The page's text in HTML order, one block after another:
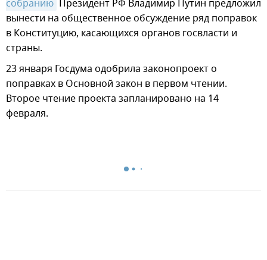
собранию Президент РФ Владимир Путин предложил
вынести на общественное обсуждение ряд поправок
в Конституцию, касающихся органов госвласти и
страны.
23 января Госдума одобрила законопроект о
поправках в Основной закон в первом чтении.
Второе чтение проекта запланировано на 14
февраля.